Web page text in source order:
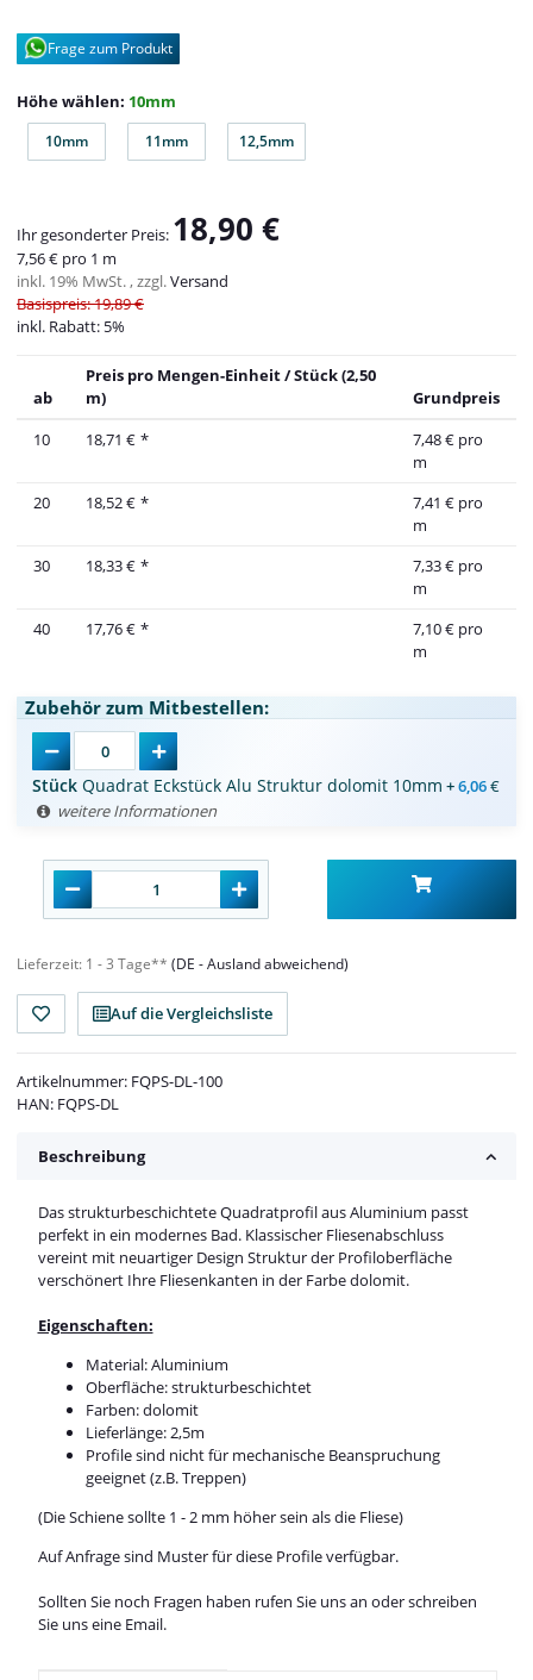
Frage zum Produkt
Höhe wählen: 10mm
10mm
10mm 11mm
11mm 12,5mm
12,5mm
Ihr gesonderter Preis: 18,90 €
7,56 € pro 1 m
inkl. 19% MwSt. , zzgl.Versand
Basispreis: 19,89 €
inkl. Rabatt: 5%
ab
Preis pro Mengen-Einheit / Stück (2,50
m)
Grundpreis
10
18,71 € *
7,48 € pro
m
20
18,52 € *
7,41 € pro
m
30
18,33 € *
7,33 € pro
m
40
17,76 € *
7,10 € pro
m
Zubehör zum Mitbestellen:
Stück Quadrat Eckstück Alu Struktur dolomit 10mm +6,06€
weitere Informationen
Lieferzeit: 1 - 3 Tage** (DE - Ausland abweichend)
Auf die Vergleichsliste
Artikelnummer: FQPS-DL-100
HAN: FQPS-DL
Beschreibung
Das strukturbeschichtete Quadratprofil aus Aluminium passt
perfekt in ein modernes Bad. Klassischer Fliesenabschluss
vereint mit neuartiger Design Struktur der Profiloberfläche
verschönert Ihre Fliesenkanten in der Farbe dolomit.
Eigenschaften:
Material: Aluminium
Oberfläche: strukturbeschichtet
Farben: dolomit
Lieferlänge: 2,5m
Profile sind nicht für mechanische Beanspruchung
geeignet (z.B. Treppen)
(Die Schiene sollte 1 - 2 mm höher sein als die Fliese)
Auf Anfrage sind Muster für diese Profile verfügbar.
Sollten Sie noch Fragen haben rufen Sie uns an oder schreiben
Sie uns eine Email.